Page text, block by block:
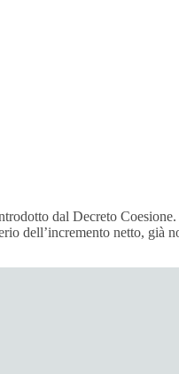
dal Decreto
dell’incremento netto,